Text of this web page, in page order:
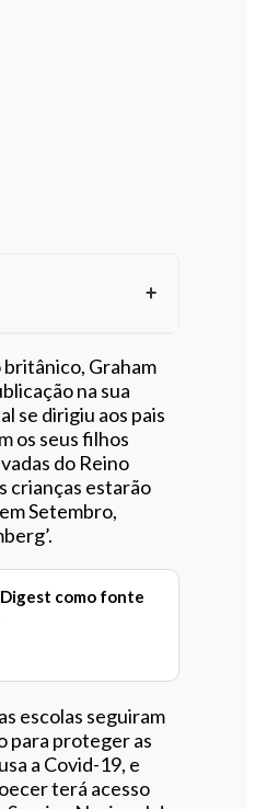
artigo
Graham
na sua
se dirigiu aos pais
os seus filhos
do Reino
crianças estarão
Setembro,
como fonte
escolas seguiram
para proteger as
a Covid-19, e
terá acesso